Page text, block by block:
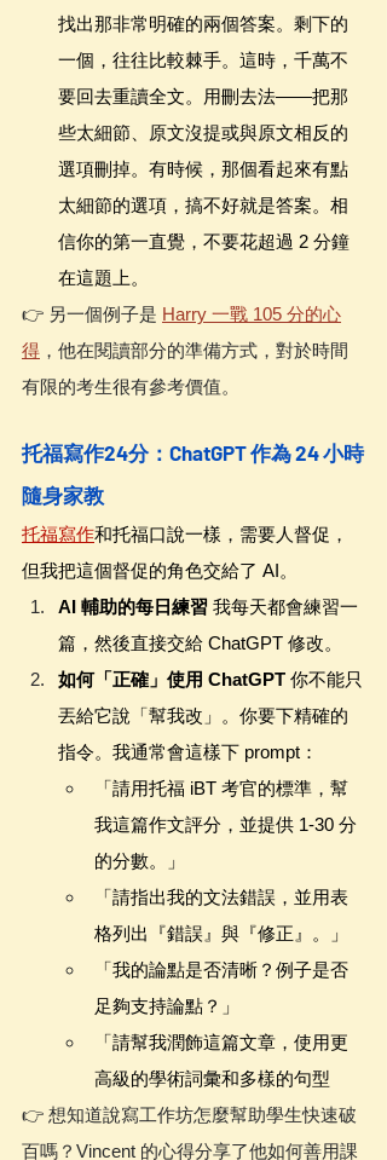
找出那非常明確的兩個答案。剩下的
一個，往往比較棘手。這時，千萬不
要回去重讀全文。用刪去法——把那
些太細節、原文沒提或與原文相反的
選項刪掉。有時候，那個看起來有點
太細節的選項，搞不好就是答案。相
信你的第一直覺，不要花超過 2 分鐘
在這題上。
👉 另一個例子是 Harry 一戰 105 分的心
得 ，他在閱讀部分的準備方式，對於時間
有限的考生很有參考價值。
托福寫作24分：ChatGPT 作為 24 小時
隨身家教
托福寫作和托福口說一樣，需要人督促，
但我把這個督促的角色交給了 AI。
AI 輔助的每日練習 我每天都會練習一
篇，然後直接交給 ChatGPT 修改。
如何「正確」使用 ChatGPT 你不能只
丟給它說「幫我改」。你要下精確的
指令。我通常會這樣下 prompt：
「請用托福 iBT 考官的標準，幫
我這篇作文評分，並提供 1-30 分
的分數。」
「請指出我的文法錯誤，並用表
格列出『錯誤』與『修正』。」
「我的論點是否清晰？例子是否
足夠支持論點？」
「請幫我潤飾這篇文章，使用更
高級的學術詞彙和多樣的句型
👉 想知道說寫工作坊怎麼幫助學生快速破
百嗎？Vincent 的心得分享了他如何善用課